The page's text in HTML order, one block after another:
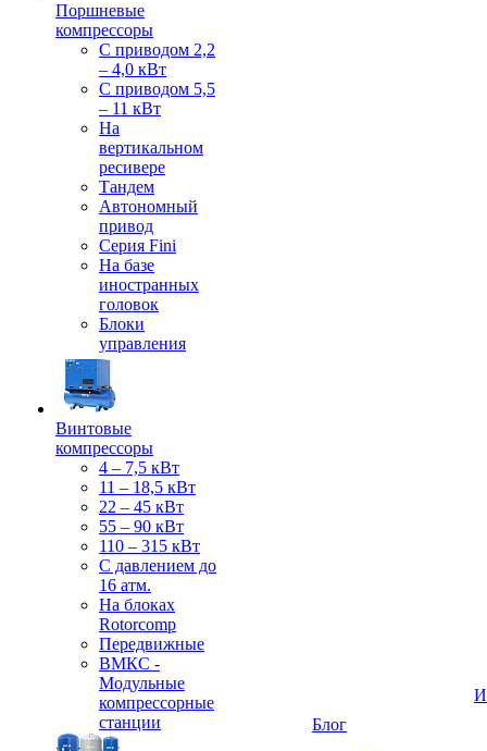
Поршневые
компрессоры
С приводом 2,2
– 4,0 кВт
С приводом 5,5
– 11 кВт
На
вертикальном
ресивере
Тандем
Автономный
привод
Серия Fini
На базе
иностранных
головок
Блоки
управления
Винтовые
компрессоры
4 – 7,5 кВт
11 – 18,5 кВт
22 – 45 кВт
55 – 90 кВт
110 – 315 кВт
С давлением до
16 атм.
На блоках
Rotorcomp
Передвижные
ВМКС -
Модульные
компрессорные
станции
Блог